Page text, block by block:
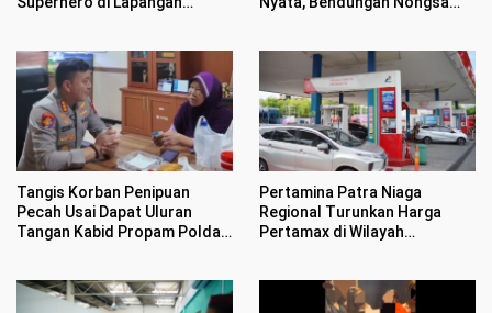
Tangis Korban Penipuan
Pecah Usai Dapat Uluran
Tangan Kabid Propam Polda
Pertamina Patra Niaga
Regional Turunkan Harga
Pertamax di Wilayah